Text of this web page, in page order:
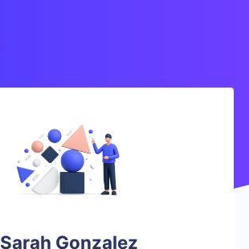
Sarah Gonzalez